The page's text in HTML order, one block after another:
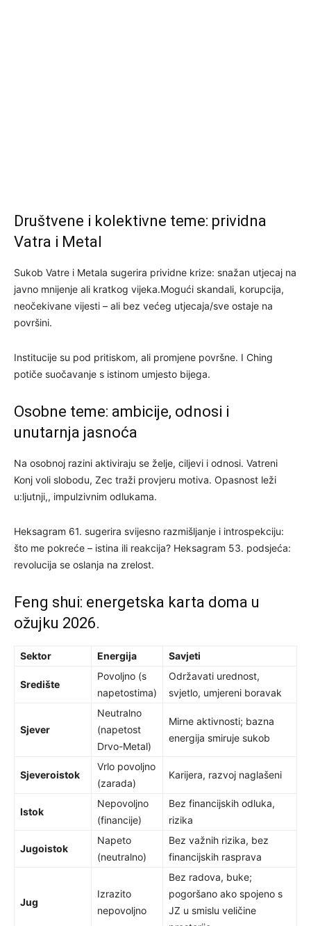
Društvene i kolektivne teme: prividna
Vatra i Metal
Sukob Vatre i Metala sugerira prividne krize: snažan utjecaj na
javno mnijenje ali kratkog vijeka.Mogući skandali, korupcija,
neočekivane vijesti – ali bez većeg utjecaja/sve ostaje na
površini.
Institucije su pod pritiskom, ali promjene površne. I Ching
potiče suočavanje s istinom umjesto bijega.
Osobne teme: ambicije, odnosi i
unutarnja jasnoća
Na osobnoj razini aktiviraju se želje, ciljevi i odnosi. Vatreni
Konj voli slobodu, Zec traži provjeru motiva. Opasnost leži
u:ljutnji,, impulzivnim odlukama.
Heksagram 61. sugerira svijesno razmišljanje i introspekciju:
što me pokreće – istina ili reakcija? Heksagram 53. podsjeća:
revolucija se oslanja na zrelost.
Feng shui: energetska karta doma u
ožujku 2026.
Sektor Energija Savjeti
Središte
Povoljno (s
napetostima)
Održavati urednost,
svjetlo, umjereni boravak
Sjever
Neutralno
(napetost
Drvo-Metal)
Mirne aktivnosti; bazna
energija smiruje sukob
Sjeveroistok
Vrlo povoljno
(zarada)
Karijera, razvoj naglašeni
Istok
Nepovoljno
(financije)
Bez financijskih odluka,
rizika
Jugoistok
Napeto
(neutralno)
Bez važnih rizika, bez
financijskih rasprava
Jug
Izrazito
nepovoljno
Bez radova, buke;
pogoršano ako spojeno s
JZ u smislu veličine